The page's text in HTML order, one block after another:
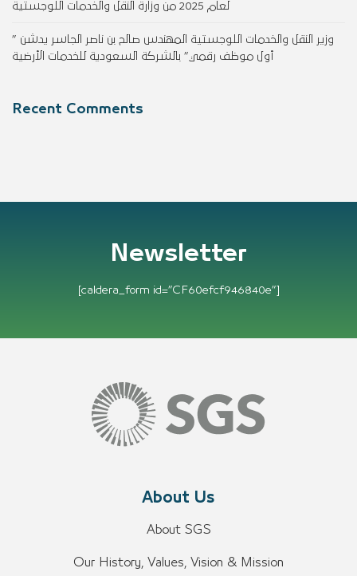
لعام 2025 من وزارة النقل والخدمات اللوجستية
وزير النقل والخدمات اللوجستية المهندس صالح بن ناصر الجاسر يدشن ”
أول موظف رقمي” بالشركة السعودية للخدمات الأرضية
Recent Comments
Newsletter
[caldera_form id=”CF60efcf946840e”]
About Us
About SGS
Our History, Values, Vision & Mission